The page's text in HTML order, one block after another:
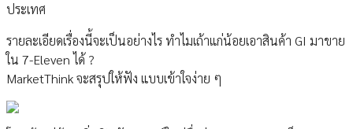
ประเทศ
รายละเอียดเรื่องนี้จะเป็นอย่างไร ทำไมเถ้าแก่น้อยเอาสินค้า GI มาขาย
ใน 7-Eleven ได้ ?
MarketThink จะสรุปให้ฟัง แบบเข้าใจง่าย ๆ